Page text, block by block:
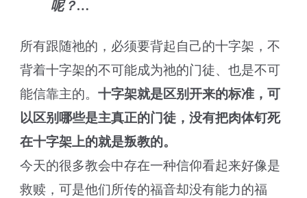
呢？…
所有跟随祂的，必须要背起自己的十字架，不
背着十字架的不可能成为祂的门徒、也是不可
能信靠主的。十字架就是区别开来的标准，可
以区别哪些是主真正的门徒，没有把肉体钉死
在十字架上的就是叛教的。
今天的很多教会中存在一种信仰看起来好像是
救赎，可是他们所传的福音却没有能力的福